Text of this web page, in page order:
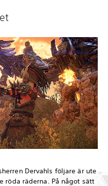
Dervahls följare är ute
röda räderna. På något sätt